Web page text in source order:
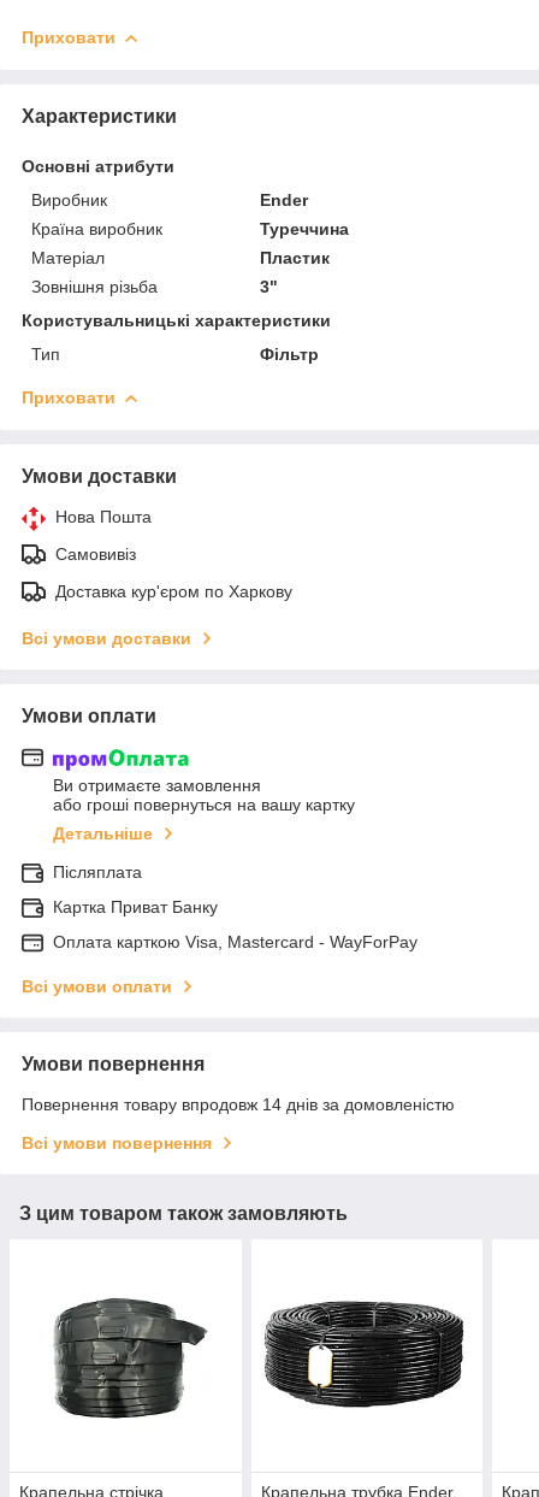
Приховати
Характеристики
Основні атрибути
Виробник
Ender
Країна виробник
Туреччина
Матеріал
Пластик
Зовнішня різьба
3"
Користувальницькі характеристики
Тип
Фільтр
Приховати
Умови доставки
Нова Пошта
Самовивіз
Доставка кур'єром по Харкову
Всі умови доставки
Умови оплати
Ви отримаєте замовлення
або гроші повернуться на вашу картку
Детальніше
Післяплата
Картка Приват Банку
Оплата карткою Visa, Mastercard - WayForPay
Всі умови оплати
Умови повернення
Повернення товару впродовж 14 днів за домовленістю
Всі умови повернення
З цим товаром також замовляють
Крапельна стрічка
Крапельна трубка Ender,